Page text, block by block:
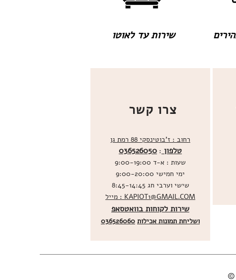
שירות עד לאוטו
צרו קשר
רחוב : ז'בוטינסקי 88 רמת גן
טלפון :
036526050
שעות : א-ד 9:00-19:00
ימי חמישי 9:00-20:00
שישי וערבי חג 8:45-14:45
מייל : KAPIOT1@GMAIL.COM
שירות לקוחות בוואטסאפ
ושליחת תמונות אכילות 036526060